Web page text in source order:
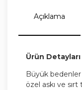
Açıklama
Ürün Detayları
Büyük
özel askı ve sırt